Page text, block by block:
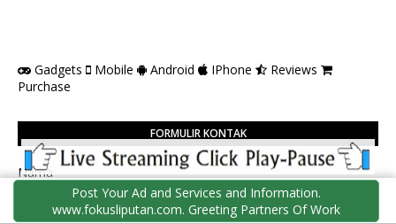
Gadgets Mobile Android IPhone
Reviews
Purchase
FORMULIR KONTAK
Nama
Post Your Ad and Services and Information.
www.fokusliputan.com. Greeting Partners Of Work